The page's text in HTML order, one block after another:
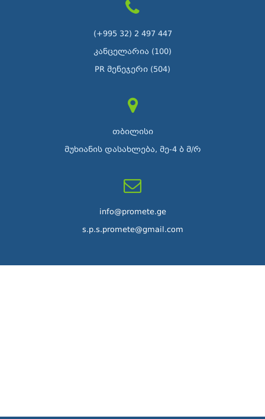
(+995 32) 2 497 447
კანცელარია (100)
PR მენეჯერი (504)
თბილისი
მუხიანის დასახლება, მე-4 ბ მ/რ
info@promete.ge
s.p.s.promete@gmail.com